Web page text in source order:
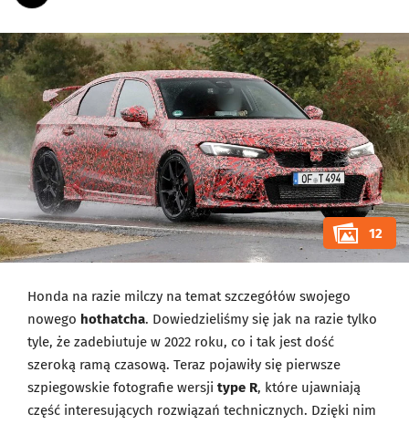
12
Honda na razie milczy na temat szczegółów swojego
nowego hothatcha. Dowiedzieliśmy się jak na razie tylko
tyle, że zadebiutuje w 2022 roku, co i tak jest dość
szeroką ramą czasową. Teraz pojawiły się pierwsze
szpiegowskie fotografie wersji type R, które ujawniają
część interesujących rozwiązań technicznych. Dzięki nim